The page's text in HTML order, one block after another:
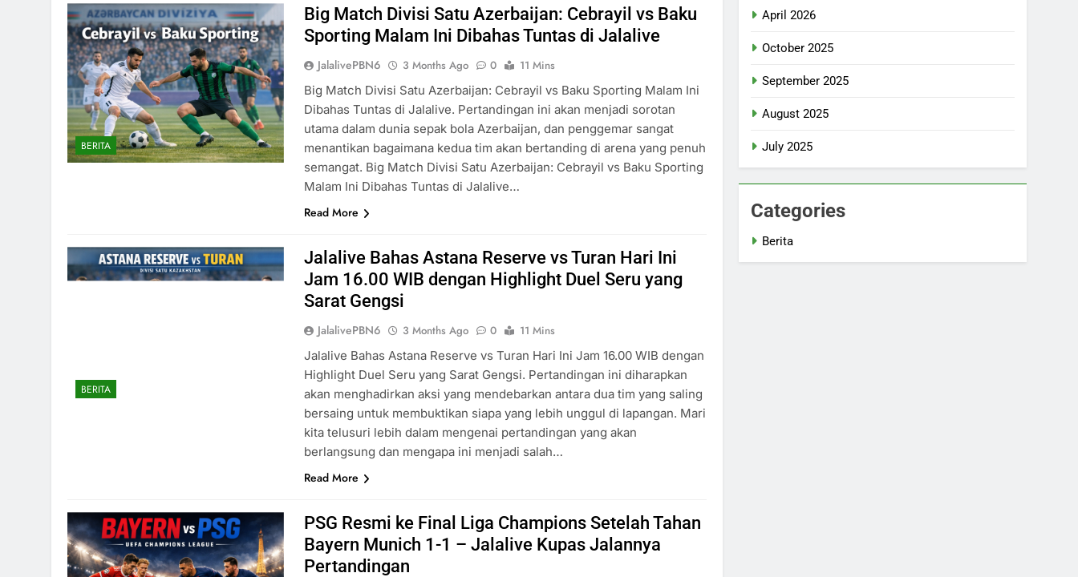
BERITA
Big Match Divisi Satu Azerbaijan: Cebrayil vs Baku
Sporting Malam Ini Dibahas Tuntas di Jalalive
JalalivePBN6 3 Months Ago 0
11 Mins
Big Match Divisi Satu Azerbaijan: Cebrayil vs Baku Sporting Malam Ini
Dibahas Tuntas di Jalalive. Pertandingan ini akan menjadi sorotan
utama dalam dunia sepak bola Azerbaijan, dan penggemar sangat
menantikan bagaimana kedua tim akan bertanding di arena yang penuh
semangat. Big Match Divisi Satu Azerbaijan: Cebrayil vs Baku Sporting
Malam Ini Dibahas Tuntas di Jalalive…
Read More
BERITA
Jalalive Bahas Astana Reserve vs Turan Hari Ini
Jam 16.00 WIB dengan Highlight Duel Seru yang
Sarat Gengsi
JalalivePBN6 3 Months Ago 0
11 Mins
Jalalive Bahas Astana Reserve vs Turan Hari Ini Jam 16.00 WIB dengan
Highlight Duel Seru yang Sarat Gengsi. Pertandingan ini diharapkan
akan menghadirkan aksi yang mendebarkan antara dua tim yang saling
bersaing untuk membuktikan siapa yang lebih unggul di lapangan. Mari
kita telusuri lebih dalam mengenai pertandingan yang akan
berlangsung dan mengapa ini menjadi salah…
Read More
PSG Resmi ke Final Liga Champions Setelah Tahan
Bayern Munich 1-1 – Jalalive Kupas Jalannya
Pertandingan
April 2026
October 2025
September 2025
August 2025
July 2025
Categories
Berita